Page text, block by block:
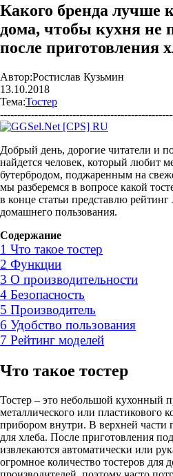
Какого бренда лучше
дома, чтобы кухня не
после приготовления
Автор:Ростислав Кузьмин
13.10.2018
Тема:Тостер
Добрый день, дорогие читатели и
найдется человек, который любит
бутербродом, поджаренным на
мы разберемся в вопросе какой
в конце статьи представлю
домашнего пользования.
Содержание
1 Что такое тостер
2 Функции
3 О производительности
4 Безопасность
5 Производитель
6 Удобство пользования
7 Рейтинг моделей
Что такое тостер
Тостер – это небольшой кухонный
металлического или пластикового
прибором внутри. В верхней части
для хлеба. После приготовления
извлекаются автоматически или
огромное количество тостеров для